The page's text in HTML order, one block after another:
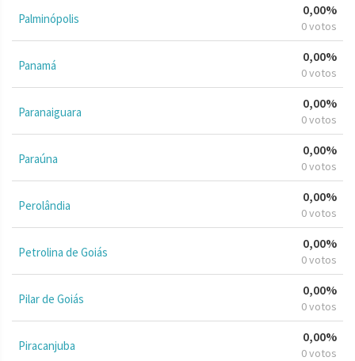
Palminópolis
0,00%
0 votos
Panamá
0,00%
0 votos
Paranaiguara
0,00%
0 votos
Paraúna
0,00%
0 votos
Perolândia
0,00%
0 votos
Petrolina de Goiás
0,00%
0 votos
Pilar de Goiás
0,00%
0 votos
Piracanjuba
0,00%
0 votos